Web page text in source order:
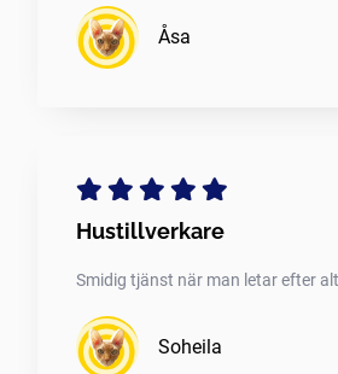
Åsa
Hustillverkare
Smidig tjänst när man letar efter
Soheila